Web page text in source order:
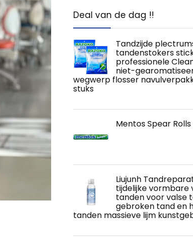
Deal van de dag !!
Tandzijde
tandenstokers
professionele
niet-
wegwerp flosser
stuks
Mentos Spear
Liujunh
tijdelijke vormbare
tanden voor valse
gebroken tand en
tanden massieve lijm